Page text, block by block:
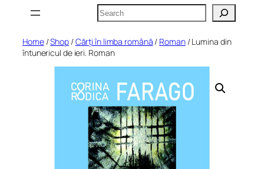
Search
Home/Shop/Cărți în limba română / Roman/ Lumina din
întunericul de ieri. Roman